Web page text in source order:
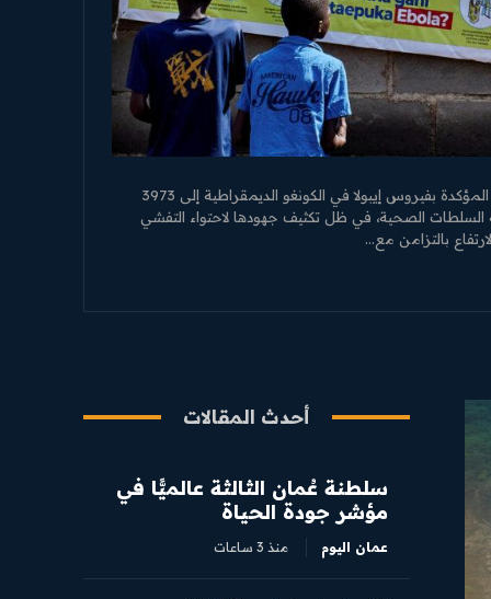
مسقط : العمانيةارتفع عدد الإصابات المؤكدة بفيروس إيبولا في الكونغو الديمقراطية إلى 3973
ما ذكرته السلطات الصحية، في ظل تكثيف جهودها لاحتواء التفشي
بالتزامن مع...
أحدث المقالات
سلطنة عُمان الثالثة عالميًّا في
مؤشر جودة الحياة
عمان اليوم منذ 3 ساعات